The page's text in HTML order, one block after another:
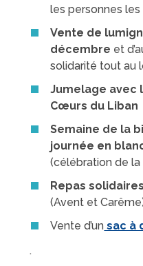
les personnes
Vente de
décembre et
solidarité tout au
Jumelage avec
Cœurs du Liban
Semaine de la
journée en
(célébration de la
Repas solidaires
(Avent et
Vente d’un sac à
.